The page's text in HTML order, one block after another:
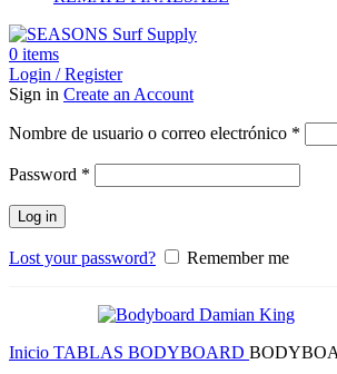
0 items
Login / Register
Sign in Create an Account
Nombre de usuario o correo electrónico *
Password *
Log in
Lost your password? Remember me
Inicio TABLAS BODYBOARD